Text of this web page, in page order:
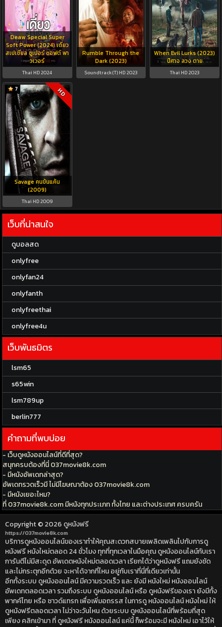
Deaw Special Super
Soft Power (2024) เดี่ยว
สเปเชียล ซูเปอร์ ซอฟต์ พา
วเวอร์
Thai HD 2024
Rumble Through the
Dark (2023)
Soundtrack(T) HD 2023
When Evil Lurks (2023)
ปีศาจ ลวง ตาย
Thai HD 2023
Savage คนข้นแค้น
(2009)
7 HD
Thai HD 2009
เว็บที่น่าสนใจ
ดูบอลสด
onlyfree
onlyfan24
onlyfanth
onlyfreethai
onlyfree4u
เว็บพันธมิตร
lsm65
s65win
lsm789up
berlin777
คำถามที่พบบ่อย
- เว็บดูหนังออนไลน์ที่ดีที่สุด?
สนุกครบต้องที่นี่ 037movie8k.com
- มีหนังอัพเดทล่าสุด?
อัพเดทรวดเร็วมี ไม่มีโฆษณาต้อง 037movie8k.com
- มีหนังเยอะไหม?
ที่ 037movie8k.com มีหนังทุกประเภท ทั้งไทย และต่างประเทศ ครบครัน
Copyright © 2026 ดูหนังฟรี
https://037movie8k.com
บริการดูหนังออนไลน์ของเราทำให้คุณสะดวกสบายเพลิดเพลินไปกับการดู
หนังฟรี หนังใหม่ตลอด 24 ชั่วโมง ทุกที่ทุกเวลาในมือคุณ ดูหนังออนไลน์กับเรา
การันตีไม่มีสะดุด อัพเดตหนังใหม่ตลอดเวลา เรียกได้ว่าดูหนังฟรี แถมยังชัด
และไม่กระตุกอีกด้วย จะหาได้จากที่ไหน อยู่กับเราที่นี่ที่เดียวเท่านั้น
อีกทั้งระบบ ดูหนังออนไลน์ มีความรวดเร็ว และ ยังมี หนังใหม่ หนังออนไลน์
อัพเดทตลอดเวลา รวมถึงระบบ ดูหนังออนไลน์ หรือ ดูหนังฟรีของเรา ยังมีทั้ง
พากค์ไทย หรือ ซาวด์แทรก เพื่อเพิ่มอถรรส ในการดู หนังออนไลน์ หนังใหม่ ให้
ดูหนังฟรีตลอดเวลา ไม่ว่าจะวันไหน ด้วยระบบ ดูหนังออนไลน์ที่พร้อมที่สุด
เพียง คลิกเข้ามา ที่ ดูหนังฟรี หนังออนไลน์ แค่นี้ ก็พร้อมจะมี หนังใหม่ เอาไว้ให้